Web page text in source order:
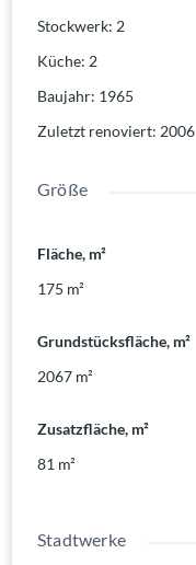
Stockwerk: 2
Küche: 2
Baujahr: 1965
Zuletzt renoviert: 2006
Größe
Fläche, m²
175 m²
Grundstücksfläche, m²
2067 m²
Zusatzfläche, m²
81 m²
Stadtwerke